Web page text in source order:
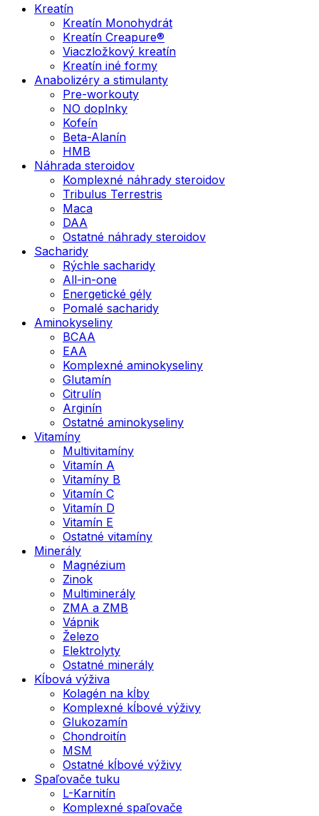
Kreatín
Kreatín Monohydrát
Kreatín Creapure®
Viaczložkový kreatín
Kreatín iné formy
Anabolizéry a stimulanty
Pre-workouty
NO doplnky
Kofeín
Beta-Alanín
HMB
Náhrada steroidov
Komplexné náhrady steroidov
Tribulus Terrestris
Maca
DAA
Ostatné náhrady steroidov
Sacharidy
Rýchle sacharidy
All-in-one
Energetické gély
Pomalé sacharidy
Aminokyseliny
BCAA
EAA
Komplexné aminokyseliny
Glutamín
Citrulín
Arginín
Ostatné aminokyseliny
Vitamíny
Multivitamíny
Vitamín A
Vitamíny B
Vitamín C
Vitamín D
Vitamín E
Ostatné vitamíny
Minerály
Magnézium
Zinok
Multiminerály
ZMA a ZMB
Vápnik
Železo
Elektrolyty
Ostatné minerály
Kĺbová výživa
Kolagén na kĺby
Komplexné kĺbové výživy
Glukozamín
Chondroitín
MSM
Ostatné kĺbové výživy
Spaľovače tuku
L-Karnitín
Komplexné spaľovače